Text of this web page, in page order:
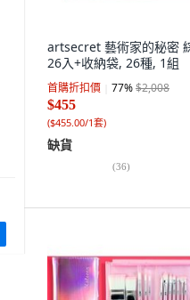
artsecret 藝術家的秘密
26入+收納袋, 26種, 1組
首購折扣價 77%$2,008
$455
($455.00/1套)
缺貨
(36)